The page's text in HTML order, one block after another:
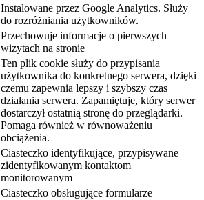
Instalowane przez Google Analytics. Służy
do rozróżniania użytkowników.
Przechowuje informacje o pierwszych
wizytach na stronie
Ten plik cookie służy do przypisania
użytkownika do konkretnego serwera, dzięki
czemu zapewnia lepszy i szybszy czas
działania serwera. Zapamiętuje, który serwer
dostarczył ostatnią stronę do przeglądarki.
Pomaga również w równoważeniu
obciążenia.
Ciasteczko identyfikujące, przypisywane
zidentyfikowanym kontaktom
monitorowanym
Ciasteczko obsługujące formularze